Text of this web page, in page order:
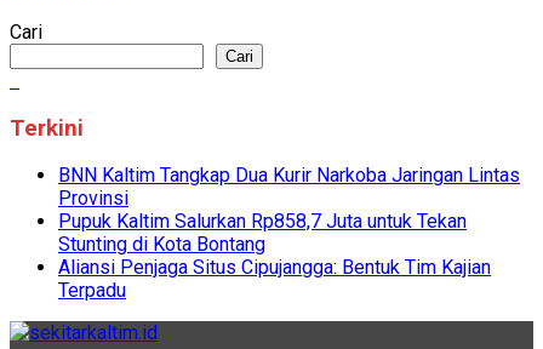
Cari
Cari
Terkini
BNN Kaltim Tangkap Dua Kurir Narkoba Jaringan Lintas
Provinsi
Pupuk Kaltim Salurkan Rp858,7 Juta untuk Tekan
Stunting di Kota Bontang
Aliansi Penjaga Situs Cipujangga: Bentuk Tim Kajian
Terpadu